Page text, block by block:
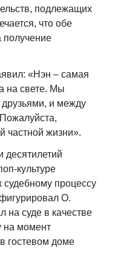
подлежащих
что обе
получение
«Нэн – самая
на свете. Мы
и между
частной жизни».
десятилетий
культуре
судебному процессу
О.
суде в качестве
на момент
гостевом доме